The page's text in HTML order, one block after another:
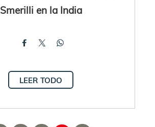
Smerilli en la India
LEER TODO